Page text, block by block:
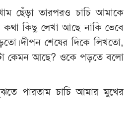
ছেঁড়া তারপরও চাচি আমাকে
কিছু লেখা আছে নাকি ভেবে
শেষের দিকে লিখতো,
কেমন আছে? ওকে পড়তে বলো
পারতাম চাচি আমার মুখের